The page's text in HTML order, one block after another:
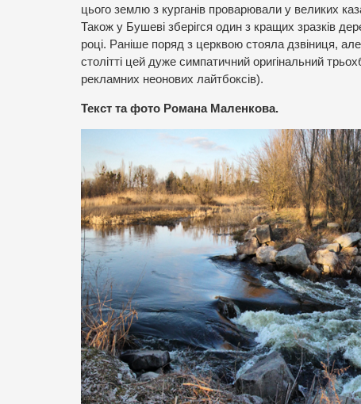
цього землю з курганів проварювали у великих
Також у Бушеві зберігся один з кращих зразків
році. Раніше поряд з церквою стояла дзвіниця,
столітті цей дуже симпатичний оригінальний
рекламних неонових лайтбоксів).
Текст та фото Романа Маленкова.